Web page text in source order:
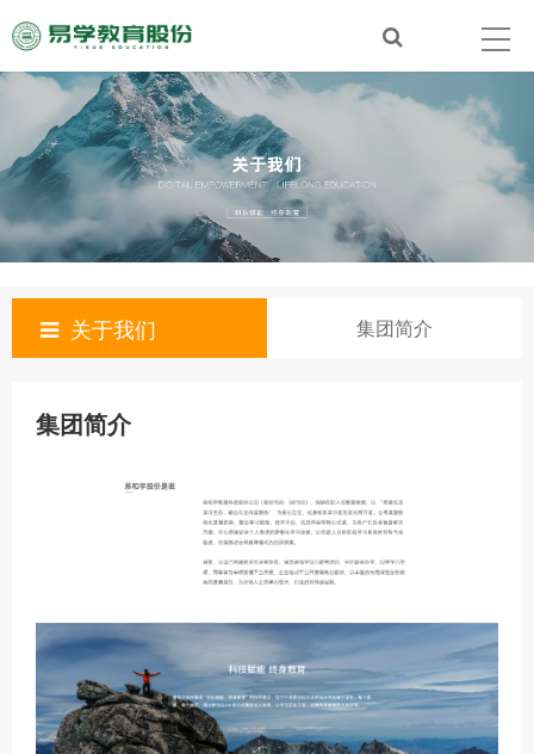
关于我们 集团简介
集团简介